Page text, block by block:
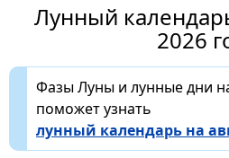
Лунный
2026
Фазы Луны и лунные дни
поможет узнать
лунный календарь на